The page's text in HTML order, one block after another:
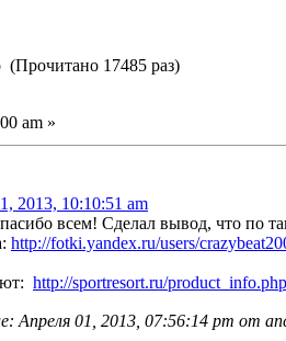
(Прочитано 17485 раз)
am »
2013, 10:10:51 am
всем! Сделал вывод, что по
http://fotki.yandex.ru/users/
http://sportresort.ru/
Апреля 01, 2013, 07:56:14 pm от